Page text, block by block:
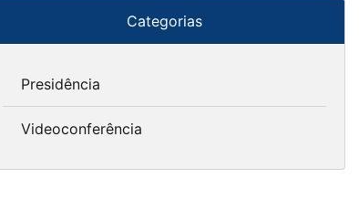
Categorias
Presidência
Videoconferência